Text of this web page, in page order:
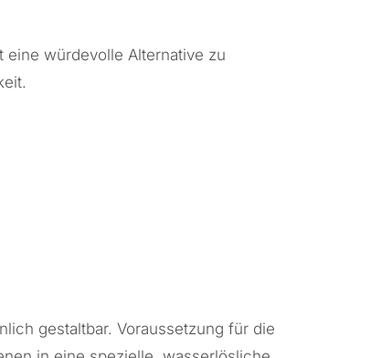
eine würdevolle Alternative zu
gestaltbar. Voraussetzung für die